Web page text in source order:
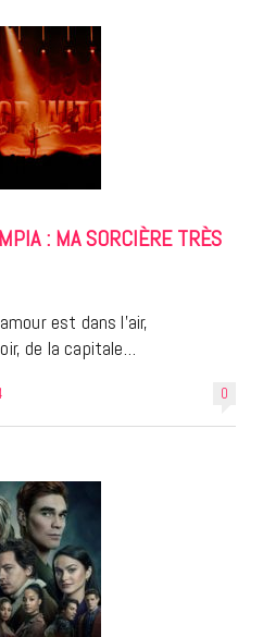
: MA SORCIÈRE TRÈS
est dans l’air,
de la capitale…
0